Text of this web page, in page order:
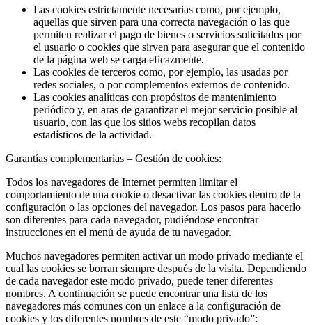
Las cookies estrictamente necesarias como, por ejemplo,
aquellas que sirven para una correcta navegación o las que
permiten realizar el pago de bienes o servicios solicitados por
el usuario o cookies que sirven para asegurar que el contenido
de la página web se carga eficazmente.
Las cookies de terceros como, por ejemplo, las usadas por
redes sociales, o por complementos externos de contenido.
Las cookies analíticas con propósitos de mantenimiento
periódico y, en aras de garantizar el mejor servicio posible al
usuario, con las que los sitios webs recopilan datos
estadísticos de la actividad.
Garantías complementarias – Gestión de cookies:
Todos los navegadores de Internet permiten limitar el
comportamiento de una cookie o desactivar las cookies dentro de la
configuración o las opciones del navegador. Los pasos para hacerlo
son diferentes para cada navegador, pudiéndose encontrar
instrucciones en el menú de ayuda de tu navegador.
Muchos navegadores permiten activar un modo privado mediante el
cual las cookies se borran siempre después de la visita. Dependiendo
de cada navegador este modo privado, puede tener diferentes
nombres. A continuación se puede encontrar una lista de los
navegadores más comunes con un enlace a la configuración de
cookies y los diferentes nombres de este “modo privado”: